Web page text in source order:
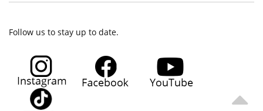
Follow us to stay up to date.